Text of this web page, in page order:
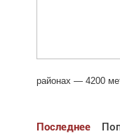
районах — 4200
Последнее